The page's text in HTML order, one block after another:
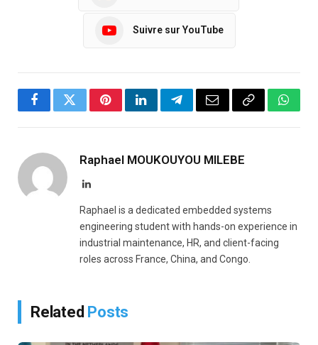
Suivre sur YouTube
FacebookTwitterPinterestLinkedInTelegramEmail Copy
Raphael MOUKOUYOU MILEBE
LinkedIn
Raphael is a dedicated embedded systems
engineering student with hands-on experience in
industrial maintenance, HR, and client-facing
roles across France, China, and Congo.
Related Posts